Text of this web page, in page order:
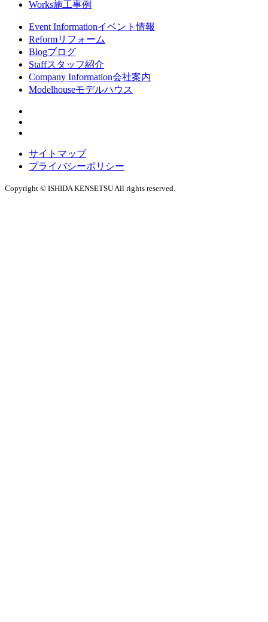
Works施工事例
Event Informationイベント情報
Reformリフォーム
Blogブログ
Staffスタッフ紹介
Company Information会社案内
Modelhouseモデルハウス
サイトマップ
プライバシーポリシー
Copyright © ISHIDA KENSETSU All rights reserved.